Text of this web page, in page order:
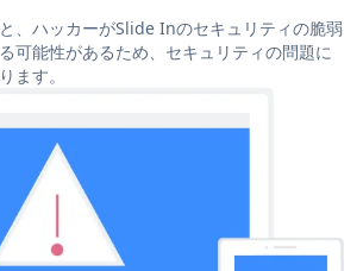
、ハッカーがSlide Inのセキュリティの脆弱
可能性があるため、セキュリティの問題に
ます。